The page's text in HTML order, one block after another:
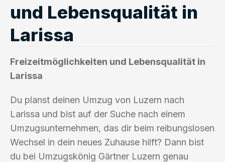
und Lebensqualität in
Larissa
Freizeitmöglichkeiten und Lebensqualität in
Larissa
Du planst deinen Umzug von Luzern nach
Larissa und bist auf der Suche nach einem
Umzugsunternehmen, das dir beim reibungslosen
Wechsel in dein neues Zuhause hilft? Dann bist
du bei Umzugskönig Gärtner Luzern genau